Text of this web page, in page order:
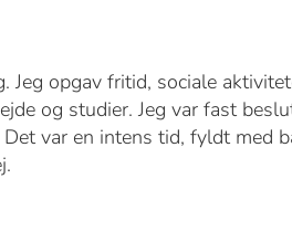
opgav fritid, sociale
og studier. Jeg var fast
var en intens tid, fyldt med